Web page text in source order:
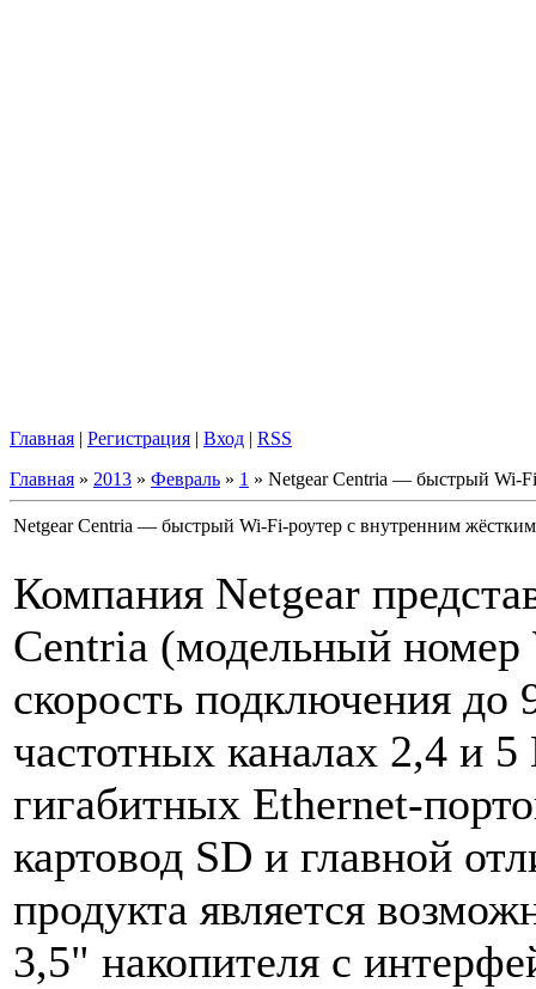
Главная | Регистрация | Вход | RSS
Главная » 2013 » Февраль » 1 » Netgear Centria — быстрый Wi-
Netgear Centria — быстрый Wi-Fi-роутер с внутренним
Компания Netgear
Centria (модельный
скорость подключения
частотных каналах 2,4 и
гигабитных Ethernet-
картовод SD и главной
продукта является
3,5" накопителя с